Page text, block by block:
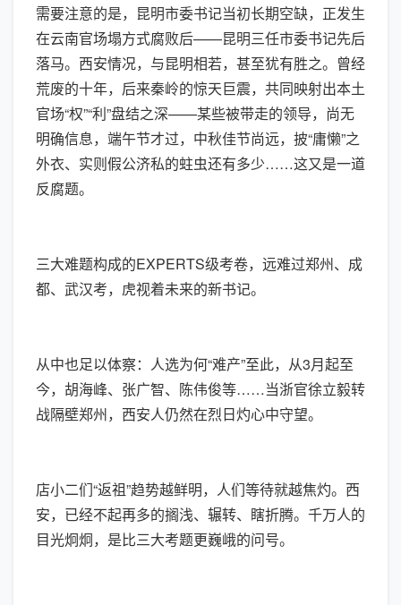
需要注意的是，昆明市委书记当初长期空缺，正发生
在云南官场塌方式腐败后——昆明三任市委书记先后
落马。西安情况，与昆明相若，甚至犹有胜之。曾经
荒废的十年，后来秦岭的惊天巨震，共同映射出本土
官场“权”“利”盘结之深——某些被带走的领导，尚无
明确信息，端午节才过，中秋佳节尚远，披“庸懒”之
外衣、实则假公济私的蛀虫还有多少……这又是一道
反腐题。
三大难题构成的EXPERTS级考卷，远难过郑州、成
都、武汉考，虎视着未来的新书记。
从中也足以体察：人选为何“难产”至此，从3月起至
今，胡海峰、张广智、陈伟俊等……当浙官徐立毅转
战隔壁郑州，西安人仍然在烈日灼心中守望。
店小二们“返祖”趋势越鲜明，人们等待就越焦灼。西
安，已经不起再多的搁浅、辗转、瞎折腾。千万人的
目光炯炯，是比三大考题更巍峨的问号。